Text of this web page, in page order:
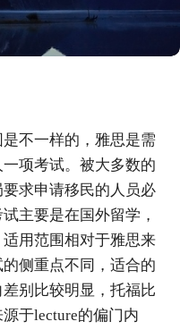
不一样的，雅思是需
项考试。被大多数的
求申请移民的人员必
主要是在国外留学，
用范围相对于雅思来
侧重点不同，适合的
别比较明显，托福比
于lecture的偏门内